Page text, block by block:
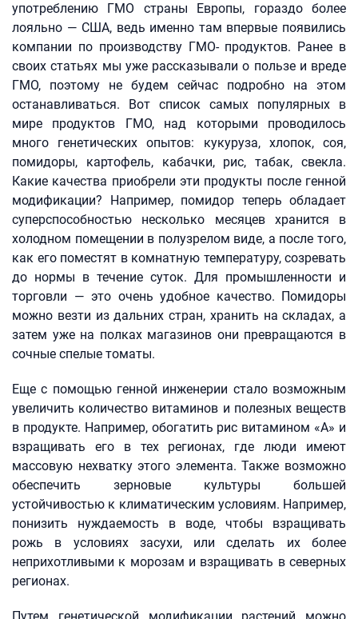
употреблению ГМО страны Европы, гораздо более
лояльно — США, ведь именно там впервые появились
компании по производству ГМО- продуктов. Ранее в
своих статьях мы уже рассказывали о пользе и вреде
ГМО, поэтому не будем сейчас подробно на этом
останавливаться. Вот список самых популярных в
мире продуктов ГМО, над которыми проводилось
много генетических опытов: кукуруза, хлопок, соя,
помидоры, картофель, кабачки, рис, табак, свекла.
Какие качества приобрели эти продукты после генной
модификации? Например, помидор теперь обладает
суперспособностью несколько месяцев хранится в
холодном помещении в полузрелом виде, а после того,
как его поместят в комнатную температуру, созревать
до нормы в течение суток. Для промышленности и
торговли — это очень удобное качество. Помидоры
можно везти из дальних стран, хранить на складах, а
затем уже на полках магазинов они превращаются в
сочные спелые томаты.
Еще с помощью генной инженерии стало возможным
увеличить количество витаминов и полезных веществ
в продукте. Например, обогатить рис витамином «А» и
взращивать его в тех регионах, где люди имеют
массовую нехватку этого элемента. Также возможно
обеспечить зерновые культуры большей
устойчивостью к климатическим условиям. Например,
понизить нуждаемость в воде, чтобы взращивать
рожь в условиях засухи, или сделать их более
неприхотливыми к морозам и взращивать в северных
регионах.